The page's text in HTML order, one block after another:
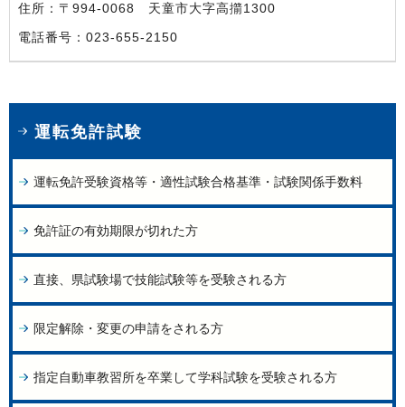
住所：〒994-0068 天童市大字高擶1300
電話番号：023-655-2150
運転免許試験
運転免許受験資格等・適性試験合格基準・試験関係手数料
免許証の有効期限が切れた方
直接、県試験場で技能試験等を受験される方
限定解除・変更の申請をされる方
指定自動車教習所を卒業して学科試験を受験される方